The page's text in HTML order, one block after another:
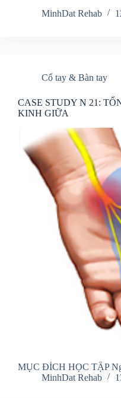
MinhDat Rehab
Cổ tay & Bàn tay
CASE STUDY N 21:
KINH GIỮA
MỤC ĐÍCH HỌC TẬP
MinhDat Rehab